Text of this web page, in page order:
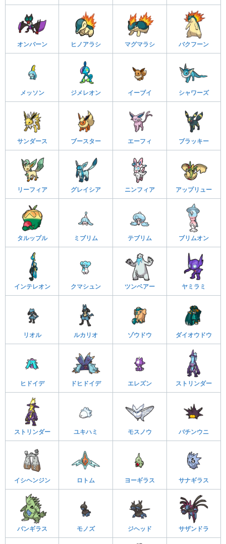
オンバーン ヒノアラシ マグマラシ バクフーン
メッソン ジメレオン イーブイ シャワーズ
サンダース ブースター エーフィ ブラッキー
リーフィア グレイシア ニンフィア アップリュー
タルップル ミブリム テブリム ブリムオン
インテレオン クマシュン ツンベアー ヤミラミ
リオル ルカリオ ゾウドウ ダイオウドウ
ヒドイデ ドヒドイデ エレズン ストリンダー
ストリンダー ユキハミ モスノウ バチンウニ
イシヘンジン ロトム ヨーギラス サナギラス
バンギラス モノズ ジヘッド サザンドラ